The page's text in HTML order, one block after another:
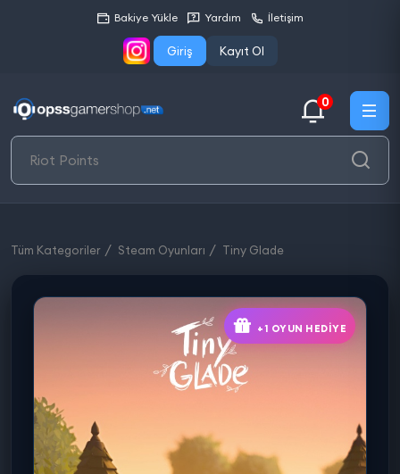
Bakiye Yükle Yardım İletişim
Giriş Kayıt Ol
0
Tüm Kategoriler Steam Oyunları Tiny Glade
+1 OYUN HEDIYE